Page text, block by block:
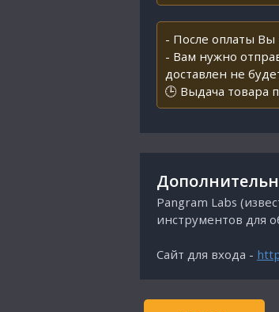
- После оплаты Вы
- Вам нужно
доставлен не
🕒 Выдача товара
Pangram Labs
инструментов для
Сайт для входа -